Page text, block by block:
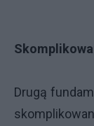
Drugą